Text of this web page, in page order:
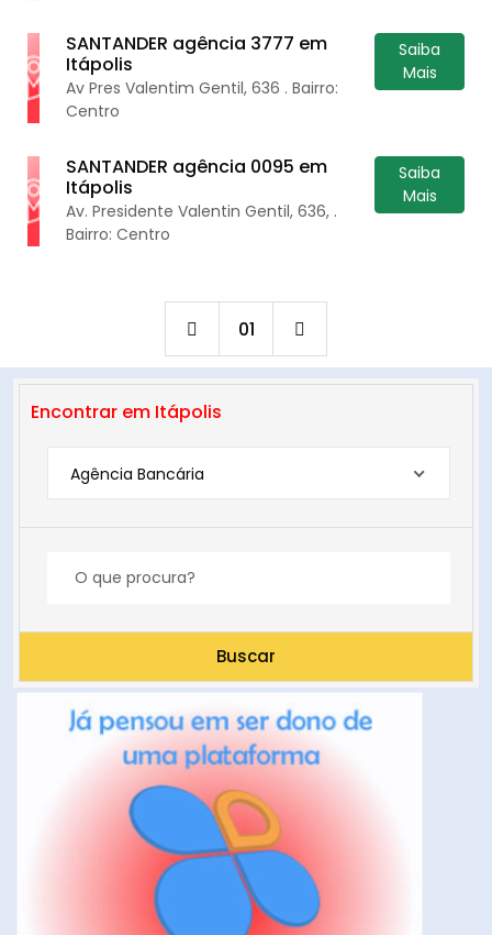
SANTANDER agência 3777 em
Itápolis
Av Pres Valentim Gentil, 636 . Bairro:
Centro
Saiba
Mais
SANTANDER agência 0095 em
Itápolis
Av. Presidente Valentin Gentil, 636, .
Bairro: Centro
Saiba
Mais
01
Encontrar em Itápolis
Agência Bancária
Buscar